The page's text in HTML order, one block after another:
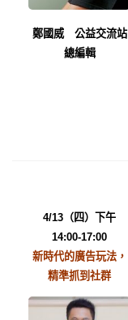
鄭國威 公益交流站
總編輯
4/13（四）下午
14:00-17:00
新時代的廣告玩法，
精準抓到社群